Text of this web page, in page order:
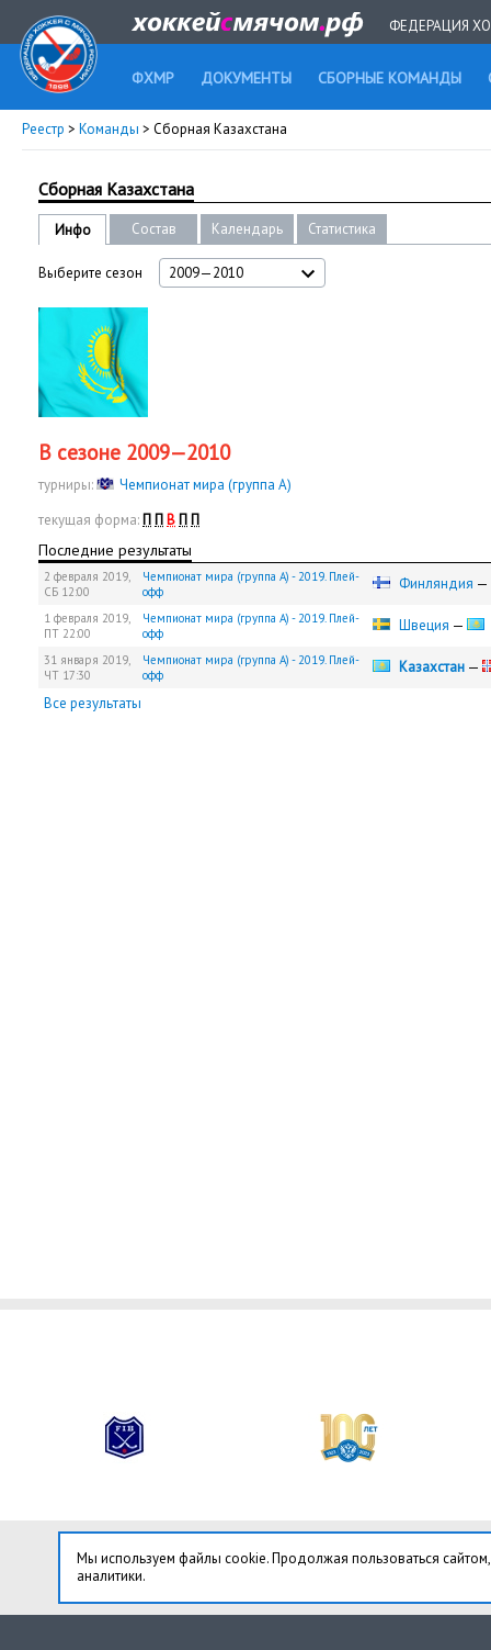
ФЕДЕРАЦИЯ
ФХМР ДОКУМЕНТЫ СБОРНЫЕ КОМАНДЫ
Реестр > Команды > Сборная Казахстана
Сборная Казахстана
Инфо Состав Календарь Статистика
Выберите сезон 2009—2010
В сезоне 2009—2010
турниры:
Чемпионат мира (группа А)
текущая форма: П П В П П
Последние результаты
2 февраля 2019,
СБ 12:00
Чемпионат мира (группа А) - 2019. Плей-
офф
Финляндия —
1 февраля 2019,
ПТ 22:00
Чемпионат мира (группа А) - 2019. Плей-
офф
Швеция —
31 января 2019,
ЧТ 17:30
Чемпионат мира (группа А) - 2019. Плей-
офф
Казахстан —
Все результаты
Мы используем файлы cookie. Продолжая пользоваться
аналитики.